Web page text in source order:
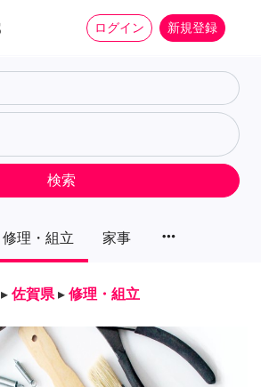
ログイン 新規登録
修理・組立 家事 more_horiz
検索
▸ 佐賀県 ▸ 修理・組立